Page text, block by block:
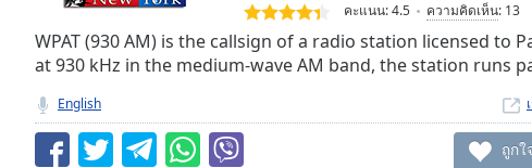
TypeLIVE
Seek to
currently
behind
LIVE
Remaining
คะแนน:4.5 ความคิดเห็น: 13
WPAT (930 AM) is the callsign of a radio station licensed to
at 930 kHz in the medium-wave AM band, the station runs
English
ถูกใ